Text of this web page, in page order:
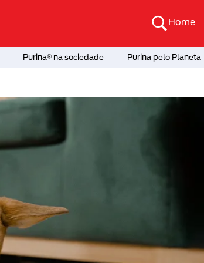
Home
Purina® na sociedade Purina pelo Planeta